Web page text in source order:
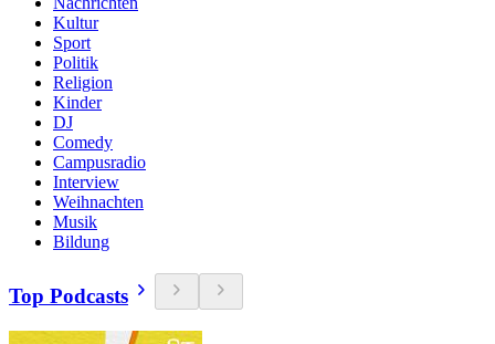
Kultur
Sport
Politik
Religion
Kinder
DJ
Comedy
Campusradio
Interview
Weihnachten
Musik
Bildung
Top Podcasts